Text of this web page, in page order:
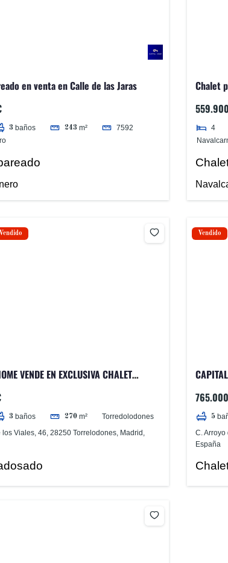
en venta en Calle de las Jaras
3 baños 243 m²
7592
Chalet
4
Vendido
VENDE EN EXCLUSIVA CHALET
3 baños 270 m²
Torredolodones
los Viales, 46, 28250 Torrelodones, Madrid,
Vendido
CENTRO
5
C.
España